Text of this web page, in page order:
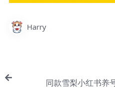
Harry
同款雪梨小红书养